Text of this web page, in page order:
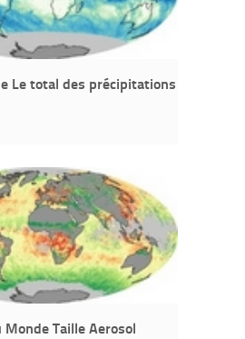
Le total des précipitations
Monde Taille Aerosol